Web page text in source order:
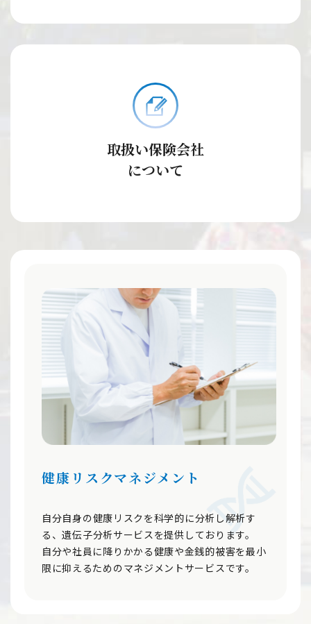
取扱い保険会社
について
健康リスクマネジメント
自分自身の健康リスクを科学的に分析し解析す
る、遺伝子分析サービスを提供しております。
自分や社員に降りかかる健康や金銭的被害を最小
限に抑えるためのマネジメントサービスです。